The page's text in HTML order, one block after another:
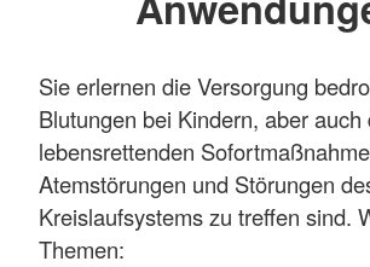
Sie erlernen die Versorgung
Blutungen bei Kindern, aber auch
lebensrettenden
Atemstörungen und Störungen
Kreislaufsystems zu treffen sind.
Themen: